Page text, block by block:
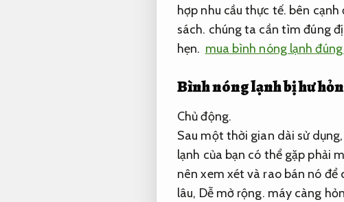
hợp nhu cầu thực tế. bên cạnh
sách. chúng ta cần tìm đúng
hẹn. mua bình nóng lạnh
Bình nóng lạnh bị hư
Chủ động.
Sau một thời gian dài sử dụng,
lạnh của bạn có thể gặp phải
nên xem xét và rao bán nó để
lâu, Dễ mở rộng. máy càng